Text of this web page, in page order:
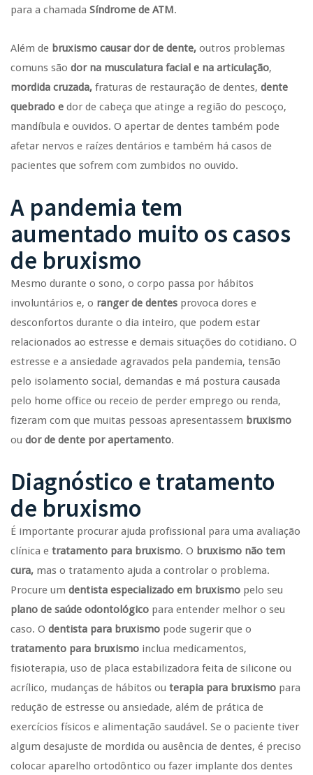
para a chamada Síndrome de ATM.
Além de bruxismo causar dor de dente, outros problemas
comuns são dor na musculatura facial e na articulação,
mordida cruzada, fraturas de restauração de dentes, dente
quebrado e dor de cabeça que atinge a região do pescoço,
mandíbula e ouvidos. O apertar de dentes também pode
afetar nervos e raízes dentários e também há casos de
pacientes que sofrem com zumbidos no ouvido.
A pandemia tem
aumentado muito os casos
de bruxismo
Mesmo durante o sono, o corpo passa por hábitos
involuntários e, o ranger de dentes provoca dores e
desconfortos durante o dia inteiro, que podem estar
relacionados ao estresse e demais situações do cotidiano. O
estresse e a ansiedade agravados pela pandemia, tensão
pelo isolamento social, demandas e má postura causada
pelo home office ou receio de perder emprego ou renda,
fizeram com que muitas pessoas apresentassem bruxismo
ou dor de dente por apertamento.
Diagnóstico e tratamento
de bruxismo
É importante procurar ajuda profissional para uma avaliação
clínica e tratamento para bruxismo. O bruxismo não tem
cura, mas o tratamento ajuda a controlar o problema.
Procure um dentista especializado em bruxismo pelo seu
plano de saúde odontológico para entender melhor o seu
caso. O dentista para bruxismo pode sugerir que o
tratamento para bruxismo inclua medicamentos,
fisioterapia, uso de placa estabilizadora feita de silicone ou
acrílico, mudanças de hábitos ou terapia para bruxismo para
redução de estresse ou ansiedade, além de prática de
exercícios físicos e alimentação saudável. Se o paciente tiver
algum desajuste de mordida ou ausência de dentes, é preciso
colocar aparelho ortodôntico ou fazer implante dos dentes